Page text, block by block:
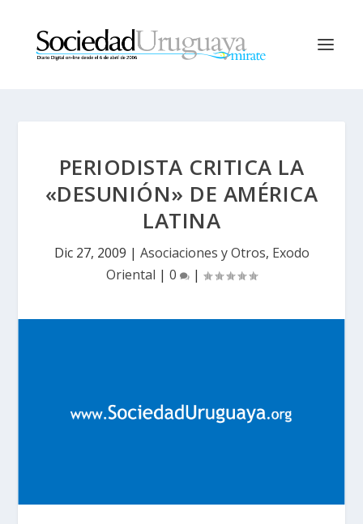
PERIODISTA CRITICA LA
«DESUNIÓN» DE AMÉRICA
LATINA
Dic 27, 2009 | Asociaciones y Otros, Exodo
Oriental | 0 |